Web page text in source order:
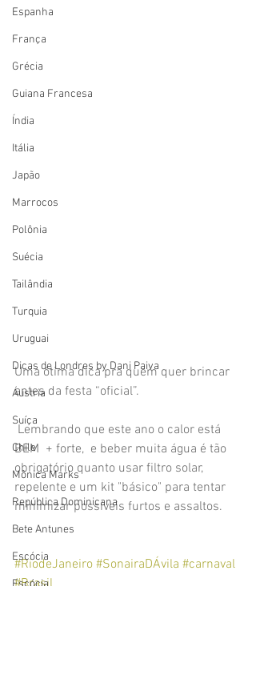
Espanha
França
Grécia
Guiana Francesa
Índia
Itália
Japão
Marrocos
Polônia
Suécia
Tailândia
Turquia
Uruguai
Dicas de Londres by Dani Paiva
Áustria
Suíça
Chile
Mônica Marks
República Dominicana
Bete Antunes
Escócia
Escócia
Uma ótima dica pra quem quer brincar
antes da festa “oficial”.
BEM  + forte,  e beber muita água é tão
obrigatório quanto usar filtro solar,
repelente e um kit "básico" para tentar
minimizar possíveis furtos e assaltos.
#RiodeJaneiro #SonairaDÁvila #carnaval
#Brasil